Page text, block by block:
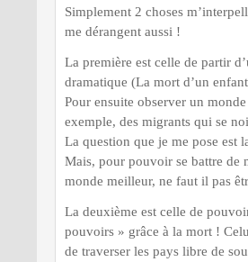
Simplement 2 choses
me dérangent aussi !
La première est celle de partir
dramatique (La mort d’un
Pour ensuite observer un
exemple, des migrants qui se
La question que je me pose est
Mais, pour pouvoir se battre de
monde meilleur, ne faut il pas
La deuxième est celle de
pouvoirs » grâce à la mort !
de traverser les pays libre de